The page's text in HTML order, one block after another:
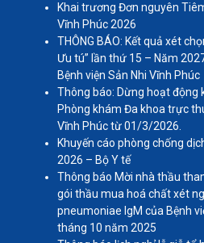
Khai trương Đơn nguyên
Vĩnh Phúc 2026
THÔNG BÁO: Kết quả xét
Ưu tú” lần thứ 15 – Năm
Bệnh viện Sản Nhi Vĩnh Phúc
Thông báo: Dừng hoạt động
Phòng khám Đa khoa trực
Vĩnh Phúc từ 01/3/2026.
Khuyến cáo phòng chống
2026 – Bộ Y tế
Thông báo Mời nhà thầu
gói thầu mua hoá chất xét
pneumoniae IgM của Bệnh
tháng 10 năm 2025